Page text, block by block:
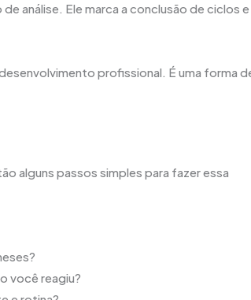
análise. Ele marca a conclusão de ciclos e
profissional. É uma forma
alguns passos simples para fazer essa
você reagiu?